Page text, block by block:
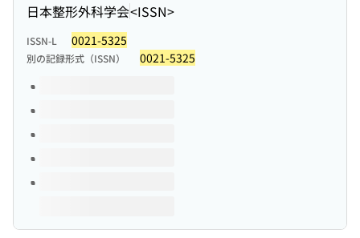
日本整形外科学会<ISSN>
ISSN-L 0021-5325
別の記録形式（ISSN） 0021-5325
このタイトルの巻号